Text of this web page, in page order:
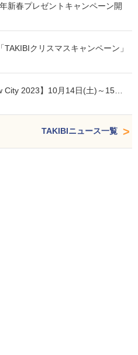
新春プレゼントキャンペーン開
クリスマスキャンペーン」
City 2023】10月14日(土)～15…
TAKIBIニュース一覧